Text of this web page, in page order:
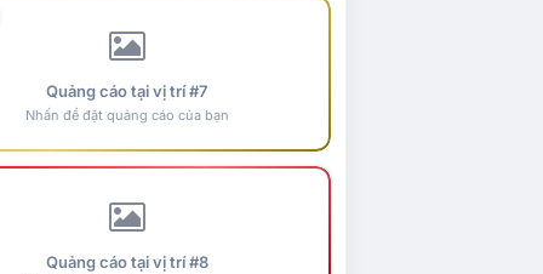
Quảng cáo tại vị trí #7
Nhấn để đặt quảng cáo của bạn
Quảng cáo tại vị trí #8